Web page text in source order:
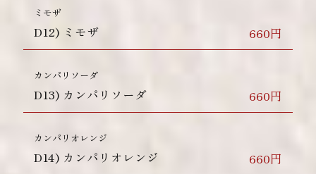
ミモザ
D12) ミモザ 660円
カンパリソーダ
D13) カンパリソーダ 660円
カンパリオレンジ
D14) カンパリオレンジ 660円